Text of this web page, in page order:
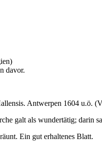
davor.
Antwerpen 1604 u.ö.
galt als wundertätig; darin
Ein gut erhaltenes Blatt.